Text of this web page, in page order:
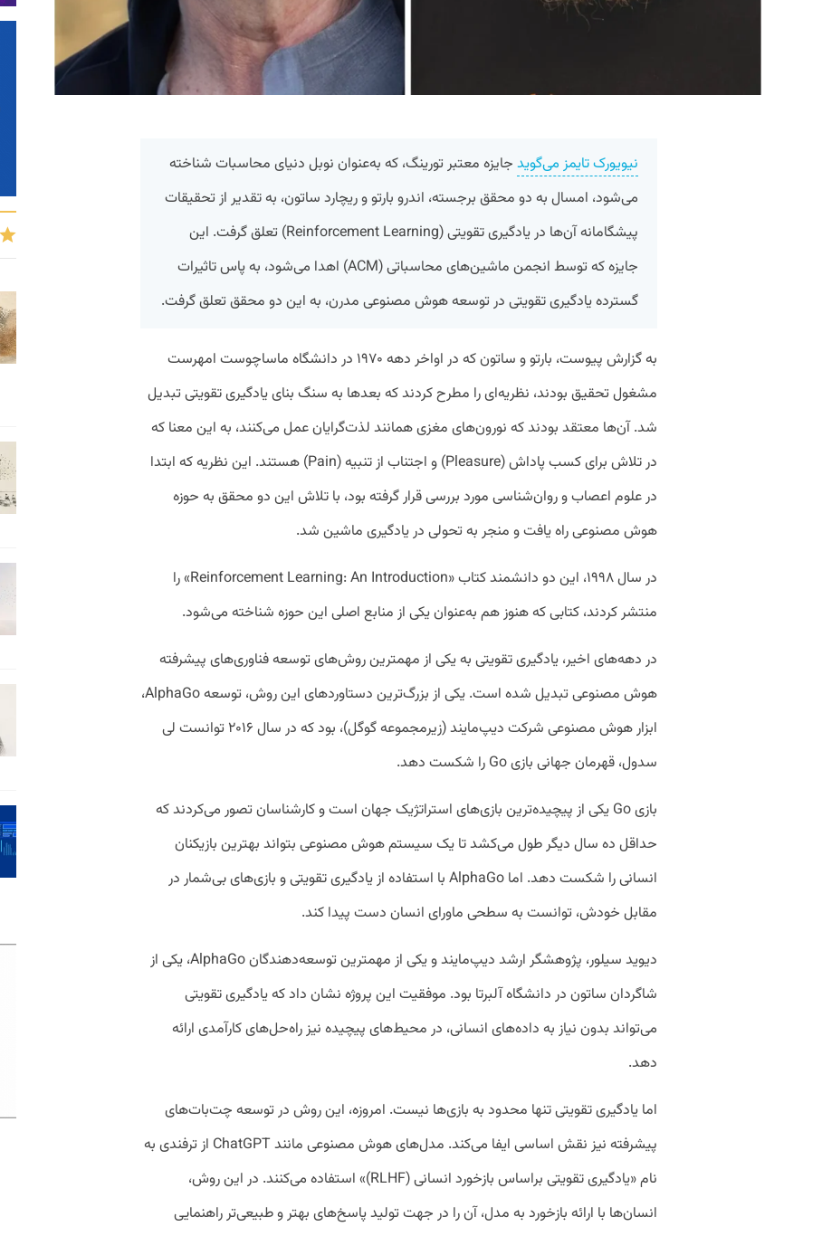
نیویورک تایمز می‌گوید جایزه معتبر تورینگ، که به‌عنوان نوبل دنیای محاسبات شناخته
می‌شود، امسال به دو محقق برجسته، اندرو بارتو و ریچارد ساتون، به تقدیر از تحقیقات
پیشگامانه آن‌ها در یادگیری تقویتی (Reinforcement Learning) تعلق گرفت. این
جایزه که توسط انجمن ماشین‌های محاسباتی (ACM) اهدا می‌شود، به پاس تاثیرات
گسترده یادگیری تقویتی در توسعه هوش مصنوعی مدرن، به این دو محقق تعلق گرفت.
به گزارش پیوست، بارتو و ساتون که در اواخر دهه ۱۹۷۰ در دانشگاه ماساچوست امهرست
مشغول تحقیق بودند، نظریه‌ای را مطرح کردند که بعدها به سنگ بنای یادگیری تقویتی تبدیل
شد. آن‌ها معتقد بودند که نورون‌های مغزی همانند لذت‌گرایان عمل می‌کنند، به این معنا که
در تلاش برای کسب پاداش (Pleasure) و اجتناب از تنبیه (Pain) هستند. این نظریه که ابتدا
در علوم اعصاب و روان‌شناسی مورد بررسی قرار گرفته بود، با تلاش این دو محقق به حوزه
هوش مصنوعی راه یافت و منجر به تحولی در یادگیری ماشین شد.
در سال ۱۹۹۸، این دو دانشمند کتاب «Reinforcement Learning: An Introduction» را
منتشر کردند، کتابی که هنوز هم به‌عنوان یکی از منابع اصلی این حوزه شناخته می‌شود.
در دهه‌های اخیر، یادگیری تقویتی به‌ یکی از مهمترین روش‌های توسعه فناوری‌های پیشرفته
هوش مصنوعی تبدیل شده است. یکی از بزرگ‌ترین دستاوردهای این روش، توسعه AlphaGo،
ابزار هوش مصنوعی شرکت دیپ‌مایند (زیرمجموعه گوگل)، بود که در سال ۲۰۱۶ توانست لی
سدول، قهرمان جهانی بازی Go را شکست دهد.
بازی Go یکی از پیچیده‌ترین بازی‌های استراتژیک جهان است و کارشناسان تصور می‌کردند که
حداقل ده سال دیگر طول می‌کشد تا یک سیستم هوش مصنوعی بتواند بهترین بازیکنان
انسانی را شکست دهد. اما AlphaGo با استفاده از یادگیری تقویتی و بازی‌های بی‌شمار در
مقابل خودش، توانست به سطحی ماورای انسان دست پیدا کند.
دیوید سیلور، پژوهشگر ارشد دیپ‌مایند و یکی از مهمترین توسعه‌دهندگان AlphaGo، یکی از
شاگردان ساتون در دانشگاه آلبرتا بود. موفقیت این پروژه نشان داد که یادگیری تقویتی
می‌تواند بدون نیاز به داده‌های انسانی، در محیط‌های پیچیده نیز راه‌حل‌های کارآمدی ارائه
دهد.
اما یادگیری تقویتی تنها محدود به بازی‌ها نیست. امروزه، این روش در توسعه چت‌بات‌های
پیشرفته نیز نقش اساسی ایفا می‌کند. مدل‌های هوش مصنوعی مانند ChatGPT از ترفندی به
نام «یادگیری تقویتی براساس بازخورد انسانی (RLHF)» استفاده می‌کنند. در این روش،
انسان‌ها با ارائه بازخورد به مدل، آن را در جهت تولید پاسخ‌های بهتر و طبیعی‌تر راهنمایی